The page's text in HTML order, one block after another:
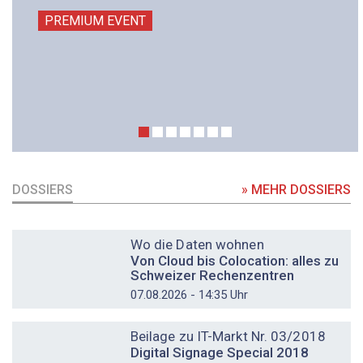
PREMIUM EVENT
DOSSIERS » MEHR DOSSIERS
Wo die Daten wohnen
Von Cloud bis Colocation: alles zu
Schweizer Rechenzentren
07.08.2026 - 14:35 Uhr
Beilage zu IT-Markt Nr. 03/2018
Digital Signage Special 2018